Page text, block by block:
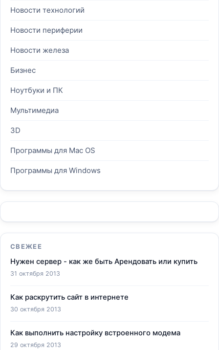
Новости технологий
Новости периферии
Новости железа
Бизнес
Ноутбуки и ПК
Мультимедиа
3D
Программы для Mac OS
Программы для Windows
СВЕЖЕЕ
Нужен сервер - как же быть Арендовать или купить
31 октября 2013
Как раскрутить сайт в интернете
30 октября 2013
Как выполнить настройку встроенного модема
29 октября 2013